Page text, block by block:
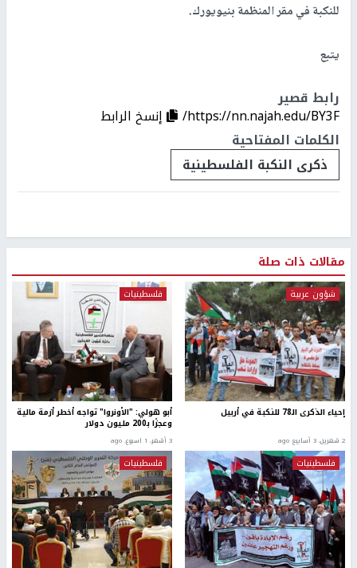
للنكبة في مقر المنظمة بنيويورك.
يتبع
رابط قصير
https://nn.najah.edu/BY3F/
إنسخ الرابط
الكلمات المفتاحية
ذكرى النكبة الفلسطينية
مقالات ذات صلة
شؤون عربية
إحياء الذكرى الـ78 للنكبة في أربيل
2 شهرين، 3 أسابيع ago
فلسطينيات
أبو هولي: "الأونروا" تواجه أخطر أزمة مالية
وعجزًا بـ200 مليون دولار
3 أشهر، 1 اسبوع. ago
فلسطينيات فلسطينيات